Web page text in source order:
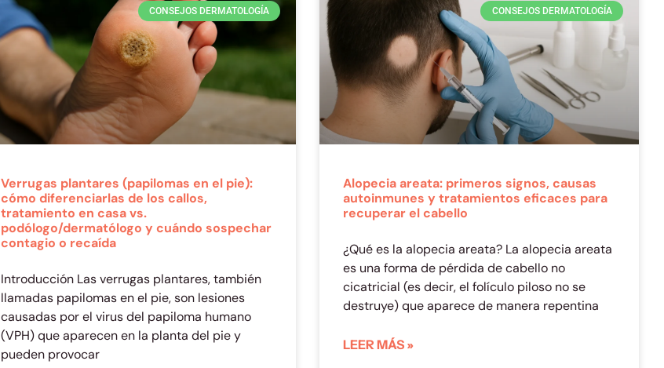
CONSEJOS DERMATOLOGÍA
Verrugas plantares (papilomas en el pie):
cómo diferenciarlas de los callos,
tratamiento en casa vs.
podólogo/dermatólogo y cuándo sospechar
contagio o recaída
Introducción Las verrugas plantares, también
llamadas papilomas en el pie, son lesiones
causadas por el virus del papiloma humano
(VPH) que aparecen en la planta del pie y
pueden provocar
CONSEJOS DERMATOLOGÍA
Alopecia areata: primeros signos, causas
autoinmunes y tratamientos eficaces para
recuperar el cabello
¿Qué es la alopecia areata? La alopecia areata
es una forma de pérdida de cabello no
cicatricial (es decir, el folículo piloso no se
destruye) que aparece de manera repentina
LEER MÁS »